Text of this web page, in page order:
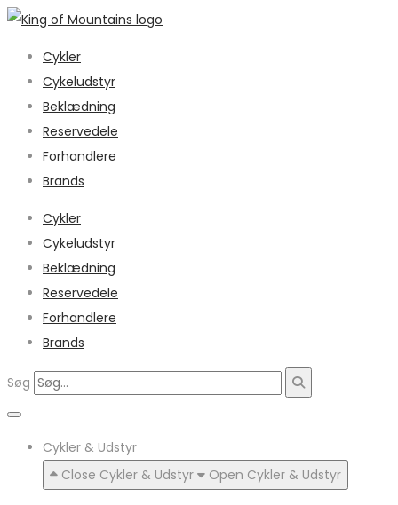
Cykler
Cykeludstyr
Beklædning
Reservedele
Forhandlere
Brands
Cykler
Cykeludstyr
Beklædning
Reservedele
Forhandlere
Brands
Søg
Cykler & Udstyr
Close Cykler & Udstyr
Open Cykler & Udstyr